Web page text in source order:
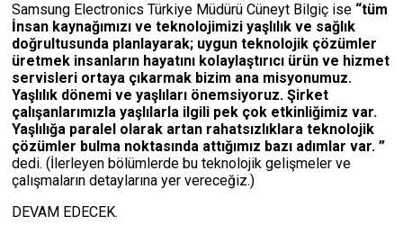
Samsung Electronics Türkiye Müdürü Cüneyt Bilgiç ise “tüm
İnsan kaynağımızı ve teknolojimizi yaşlılık ve sağlık
doğrultusunda planlayarak; uygun teknolojik çözümler
üretmek insanların hayatını kolaylaştırıcı ürün ve hizmet
servisleri ortaya çıkarmak bizim ana misyonumuz.
Yaşlılık dönemi ve yaşlıları önemsiyoruz. Şirket
çalışanlarımızla yaşlılarla ilgili pek çok etkinliğimiz var.
Yaşlılığa paralel olarak artan rahatsızlıklara teknolojik
çözümler bulma noktasında attığımız bazı adımlar var. ”
dedi. (İlerleyen bölümlerde bu teknolojik gelişmeler ve
çalışmaların detaylarına yer vereceğiz.)
DEVAM EDECEK.